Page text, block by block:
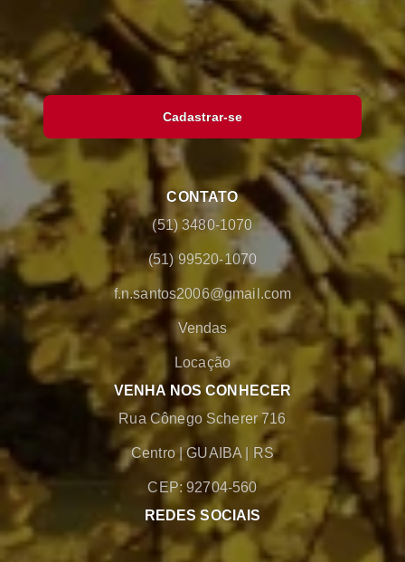
Cadastrar-se
CONTATO
(51) 3480-1070
(51) 99520-1070
f.n.santos2006@gmail.com
Vendas
Locação
VENHA NOS CONHECER
Rua Cônego Scherer 716
Centro |GUAIBA RS
CEP: 92704-560
REDES SOCIAIS